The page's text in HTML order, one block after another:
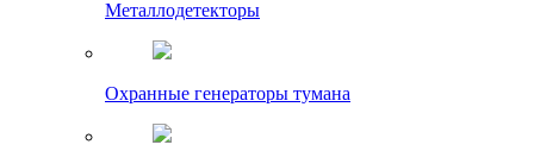
Металлодетекторы
Охранные генераторы тумана